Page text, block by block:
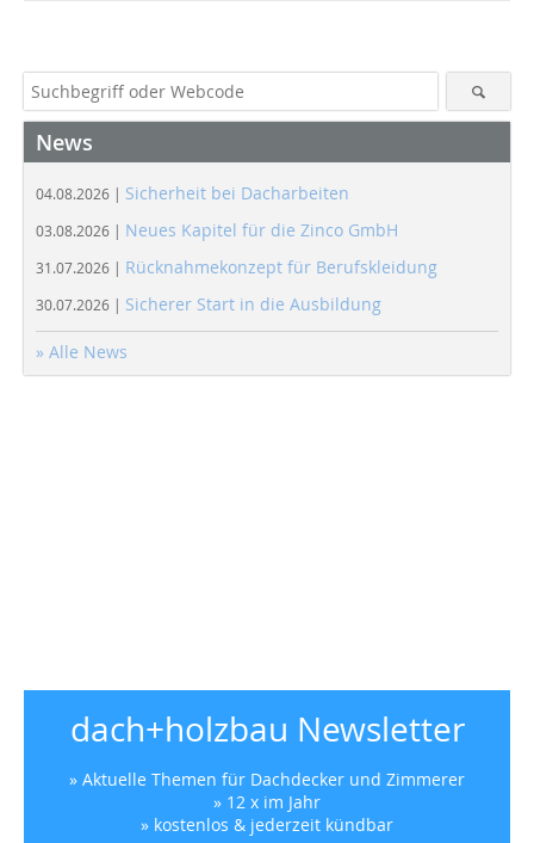
News
04.08.2026 | Sicherheit bei Dacharbeiten
03.08.2026 | Neues Kapitel für die Zinco GmbH
31.07.2026 | Rücknahmekonzept für Berufskleidung
30.07.2026 | Sicherer Start in die Ausbildung
» Alle News
dach+holzbau Newsletter
» Aktuelle Themen für Dachdecker und Zimmerer
» 12 x im Jahr
» kostenlos & jederzeit kündbar